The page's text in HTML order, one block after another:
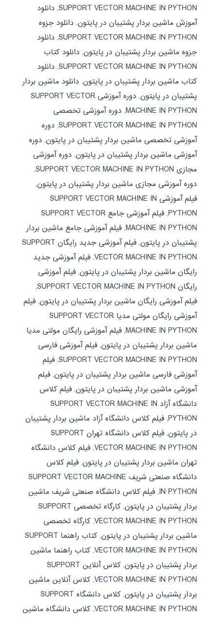
SUPPORT VECTOR MACHINE IN PYTHON
, دانلود
آموزش ماشین بردار پشتیبان در پایتون, دانلود جزوه
SUPPORT VECTOR MACHINE IN PYTHON
, دانلود
جزوه ماشین بردار پشتیبان در پایتون, دانلود کتاب
SUPPORT VECTOR MACHINE IN PYTHON
, دانلود
کتاب ماشین بردار پشتیبان در پایتون, دانلود ماشین بردار
پشتیبان در پایتون,
دوره آموزشی SUPPORT VECTOR
MACHINE IN PYTHON
, دوره آموزشی تخصصی
SUPPORT VECTOR MACHINE IN PYTHON
, دوره
آموزشی تخصصی ماشین بردار پشتیبان در پایتون, دوره
آموزشی ماشین بردار پشتیبان در پایتون, دوره آموزشی
مجازی SUPPORT VECTOR MACHINE IN PYTHON
,
دوره آموزشی مجازی ماشین بردار پشتیبان در پایتون,
فیلم آموزشی SUPPORT VECTOR MACHINE IN
PYTHON
,
فیلم آموزشی جامع SUPPORT VECTOR
MACHINE IN PYTHON
, فیلم آموزشی جامع ماشین بردار
پشتیبان در پایتون,
فیلم آموزشی جدید رایگان SUPPORT
VECTOR MACHINE IN PYTHON
, فیلم آموزشی جدید
رایگان ماشین بردار پشتیبان در پایتون, فیلم آموزشی
رایگان SUPPORT VECTOR MACHINE IN PYTHON
,
فیلم آموزشی رایگان ماشین بردار پشتیبان در پایتون, فیلم
آموزشی رایگان مولتی مدیا SUPPORT VECTOR
MACHINE IN PYTHON
, فیلم آموزشی رایگان مولتی مدیا
ماشین بردار پشتیبان در پایتون, فیلم آموزشی فارسی
SUPPORT VECTOR MACHINE IN PYTHON
, فیلم
آموزشی فارسی ماشین بردار پشتیبان در پایتون, فیلم
آموزشی ماشین بردار پشتیبان در پایتون, فیلم کلاس
دانشگاه آزاد SUPPORT VECTOR MACHINE IN
PYTHON
, فیلم کلاس دانشگاه آزاد ماشین بردار پشتیبان
در پایتون,
فیلم کلاس دانشگاه تهران SUPPORT
VECTOR MACHINE IN PYTHON
, فیلم کلاس دانشگاه
تهران ماشین بردار پشتیبان در پایتون, فیلم کلاس
دانشگاه صنعتی شریف SUPPORT VECTOR MACHINE
IN PYTHON
, فیلم کلاس دانشگاه صنعتی شریف ماشین
بردار پشتیبان در پایتون,
کارگاه تخصصی SUPPORT
VECTOR MACHINE IN PYTHON
, کارگاه تخصصی
ماشین بردار پشتیبان در پایتون,
کتاب راهنما SUPPORT
VECTOR MACHINE IN PYTHON
, کتاب راهنما ماشین
بردار پشتیبان در پایتون,
کلاس آنلاین SUPPORT
VECTOR MACHINE IN PYTHON
, کلاس آنلاین ماشین
بردار پشتیبان در پایتون,
کلاس دانشگاه SUPPORT
VECTOR MACHINE IN PYTHON
, کلاس دانشگاه ماشین